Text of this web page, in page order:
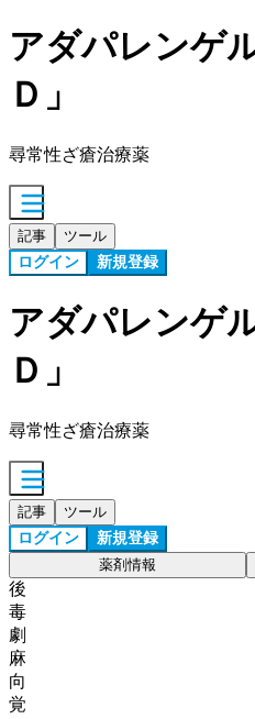
アダパレンゲ
Ｄ」
尋常性ざ瘡治療薬
記事 ツール
ログイン 新規登録
アダパレンゲ
Ｄ」
尋常性ざ瘡治療薬
記事 ツール
ログイン 新規登録
薬剤情報
後
毒
劇
麻
向
覚